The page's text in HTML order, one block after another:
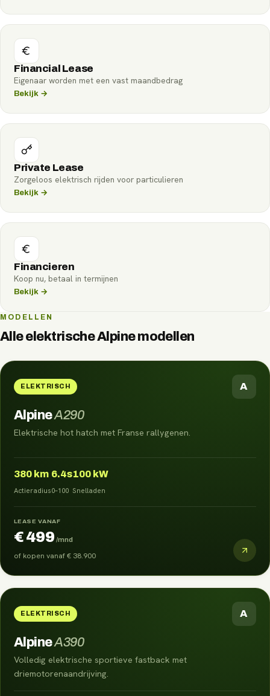
Financial Lease
Eigenaar worden met een vast maandbedrag
Bekijk →
Private Lease
Zorgeloos elektrisch rijden voor particulieren
Bekijk →
Financieren
Koop nu, betaal in termijnen
Bekijk →
MODELLEN
Alle elektrischeAlpinemodellen
ELEKTRISCH A
AlpineA290
Elektrische hot hatch met Franse rallygenen.
380 km
Actieradius
6.4s
0–100
100 kW
Snelladen
LEASE VANAF
€ 499 /mnd
of kopen vanaf€ 38.900
ELEKTRISCH A
AlpineA390
Volledig elektrische sportieve fastback met
driemotorenaandrijving.